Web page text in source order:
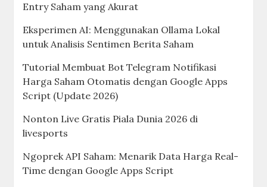
Entry Saham yang Akurat
Eksperimen AI: Menggunakan Ollama Lokal
untuk Analisis Sentimen Berita Saham
Tutorial Membuat Bot Telegram Notifikasi
Harga Saham Otomatis dengan Google Apps
Script (Update 2026)
Nonton Live Gratis Piala Dunia 2026 di
livesports
Ngoprek API Saham: Menarik Data Harga Real-
Time dengan Google Apps Script